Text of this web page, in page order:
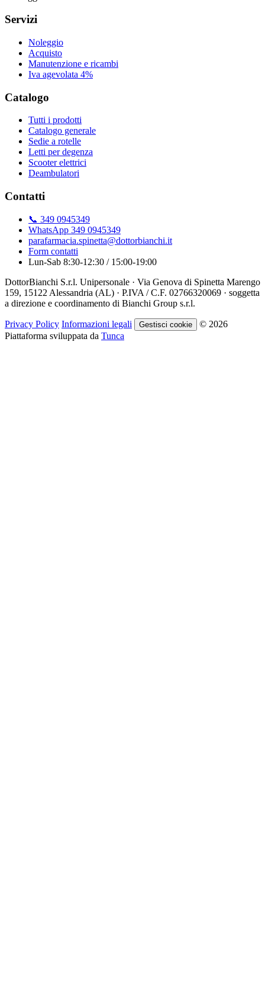
Servizi
Noleggio
Acquisto
Manutenzione e ricambi
Iva agevolata 4%
Catalogo
Tutti i prodotti
Catalogo generale
Sedie a rotelle
Letti per degenza
Scooter elettrici
Deambulatori
Contatti
📞 349 0945349
WhatsApp 349 0945349
parafarmacia.spinetta@dottorbianchi.it
Form contatti
Lun-Sab 8:30-12:30 / 15:00-19:00
DottorBianchi S.r.l. Unipersonale · Via Genova di Spinetta Marengo
159, 15122 Alessandria (AL) · P.IVA / C.F. 02766320069 · soggetta
a direzione e coordinamento di Bianchi Group s.r.l.
Privacy Policy Informazioni legali Gestisci cookie
© 2026
Piattaforma sviluppata da Tunca